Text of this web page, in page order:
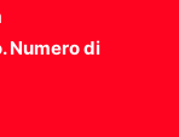
Numero di